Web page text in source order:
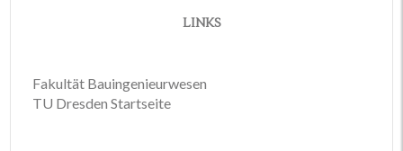
LINKS
Fakultät Bauingenieurwesen
TU Dresden Startseite